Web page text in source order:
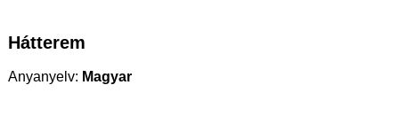
Hátterem
Anyanyelv: Magyar